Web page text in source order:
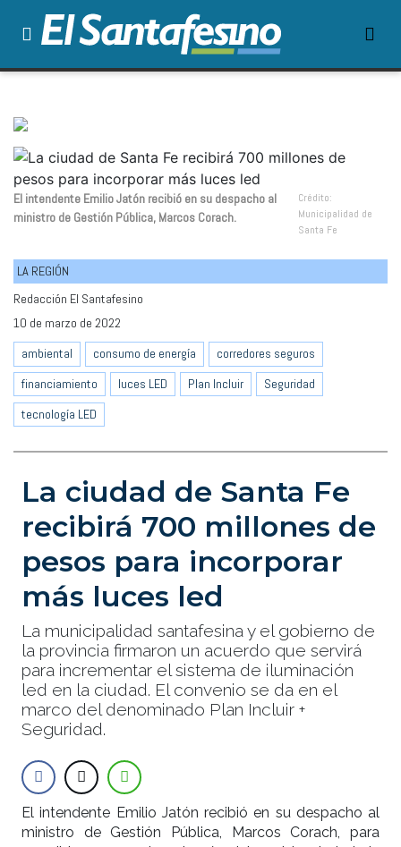
El intendente Emilio Jatón recibió en su despacho al
ministro de Gestión Pública, Marcos Corach.
Crédito:
Municipalidad de
Santa Fe
LA REGIÓN
Redacción El Santafesino
10 de marzo de 2022
ambiental
consumo de energía
corredores seguros
financiamiento
luces LED Plan Incluir
Seguridad
tecnología LED
La ciudad de Santa Fe
recibirá 700 millones de
pesos para incorporar
más luces led
La municipalidad santafesina y el gobierno de
la provincia firmaron un acuerdo que servirá
para incrementar el sistema de iluminación
led en la ciudad. El convenio se da en el
marco del denominado Plan Incluir +
Seguridad.
El intendente Emilio Jatón recibió en su despacho al
ministro de Gestión Pública, Marcos Corach, para